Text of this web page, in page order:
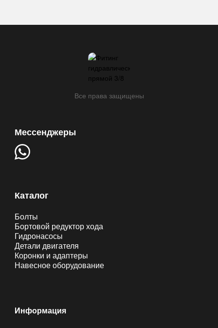
Все права защищены
Мессенджеры
Каталог
Болты
Бортовой редуктор хода
Гидронасосы
Детали двигателя
Коронки и адаптеры
Навесное оборудование
Информация